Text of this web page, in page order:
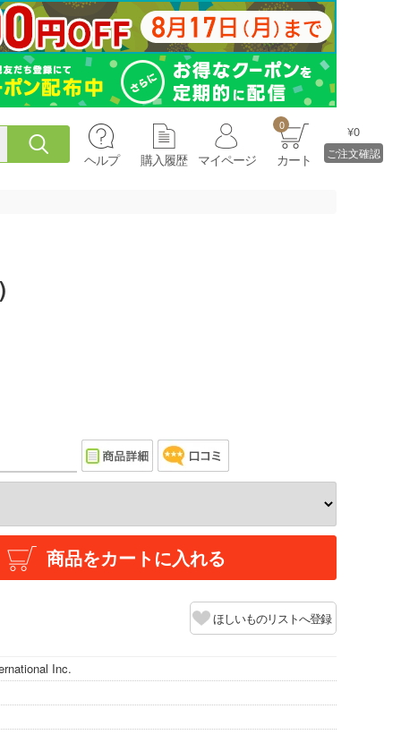
ヘルプ 購入履歴 マイページ
0
カート
¥0
ご注文確認
商品をカートに入れる
ほしいものリストへ登録
Inc.